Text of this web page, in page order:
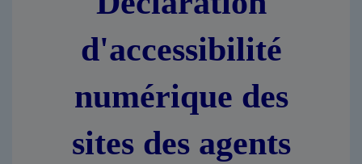
d'accessibilité
numérique des
sites des agents